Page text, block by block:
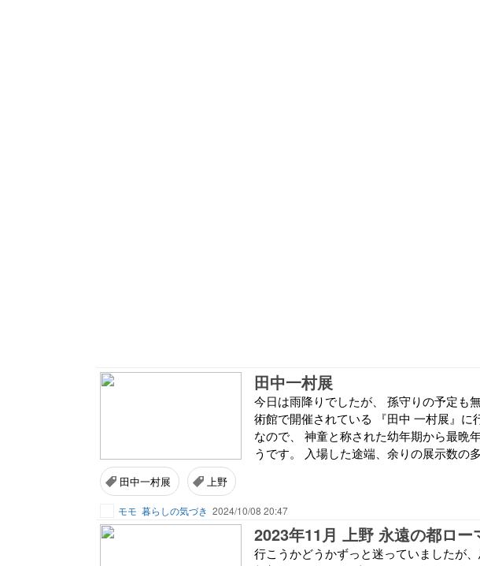
田中一村展
今日は雨降りでしたが、 孫守りの予定も
術館で開催されている 『田中 一村展』
なので、 神童と称された幼年期から最晩
うです。 入場した途端、余りの展示数の
田中一村展 上野
モモ 暮らしの気づき 2024/10/08 20:47
2023年11月 上野 永遠の都ロー
行こうかどうかずっと迷っていましたが